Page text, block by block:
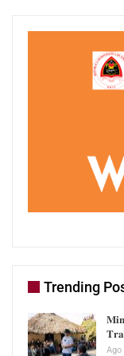
Trending
Ago